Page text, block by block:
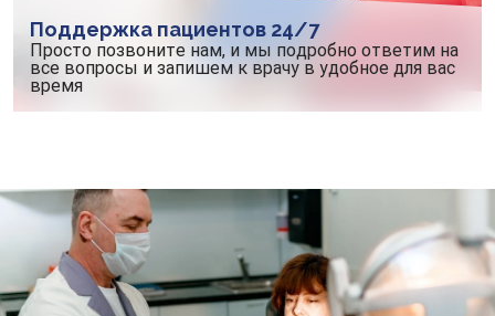
Поддержка пациентов 24/7
Просто позвоните нам, и мы подробно ответим на
все вопросы и запишем к врачу в удобное для вас
время